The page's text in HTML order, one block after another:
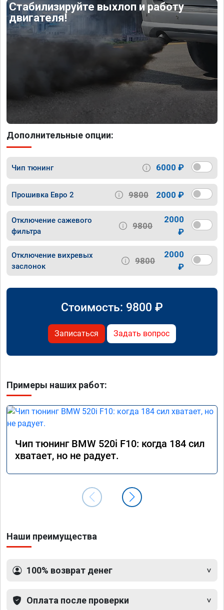
Стабилизируйте выхлоп и работу
двигателя!
Дополнительные опции:
Чип тюнинг 6000 ₽
Прошивка Евро 2 9800 2000 ₽
Отключение сажевого
фильтра
9800
2000
₽
Отключение вихревых
заслонок
9800
2000
₽
Стоимость: 9800 ₽
Записаться Задать вопрос
Примеры наших работ:
Чип тюнинг BMW 520i F10: когда 184 сил
хватает, но не радует.
Наши преимущества
100% возврат денег
Оплата после проверки